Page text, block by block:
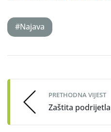
#Najava
navigation
PRETHODNA VIJEST
Zaštita